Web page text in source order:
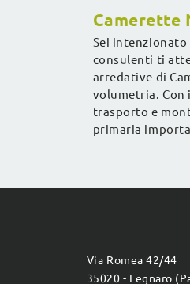
Camerette
Sei
consulenti ti
arredative di
volumetria. Con
trasporto e
primaria
Via Romea 42/44
35020 - Legnaro